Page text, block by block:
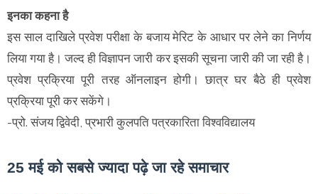
इनका कहना है
इस साल दाखिले प्रवेश परीक्षा के बजाय मेरिट के आधार पर लेने का निर्णय
लिया गया है। जल्द ही विज्ञापन जारी कर इसकी सूचना जारी की जा रही है।
प्रवेश प्रक्रिया पूरी तरह ऑनलाइन होगी। छात्र घर बैठे ही प्रवेश
प्रक्रिया पूरी कर सकेंगे।
-प्रो. संजय द्विवेदी, प्रभारी कुलपति पत्रकारिता विश्वविद्यालय
25 मई को सबसे ज्यादा पढ़े जा रहे समाचार